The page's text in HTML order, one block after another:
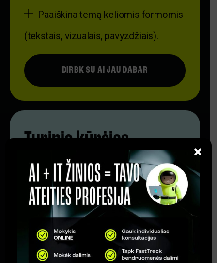
Paaiškina temą keliomis formomis
(tekstais, vizualais, pavyzdžiais).
DIRBK SU AI JAU DABAR
Turinio kūrėjas
Sugeneruoja straipsnių struktūras
ar video scenarijus.
Paruošia antraštes ir tekstų
variantus.
Redaguoja ir optimizuoja turinį SEO.
×